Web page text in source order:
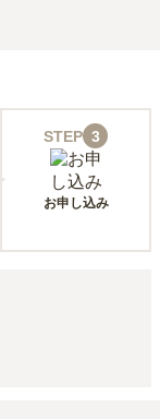
STEP 3
お申し込み